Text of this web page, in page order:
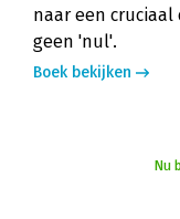
naar een
geen 'nul'.
Boek bekijken
Nu